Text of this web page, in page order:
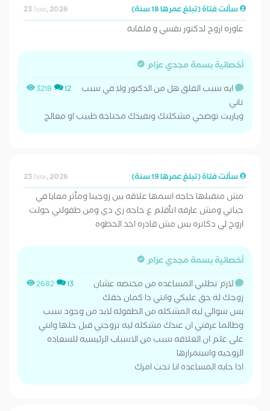
سألت فتاة (تبلغ عمرها 18 سنة) 23 June, 2026
عاوزه اروح لدكتور نفسي و قلقانة
أخصائية بسمة مجدي عزام
3218 12
ايه سبب القلق هل من الدكتور ولا في سبب
تاني
وياريت توضحي مشكلتك ونفيدك محتاجة طبيب او معالج
سألت فتاة (تبلغ عمرها 19 سنة) 23 June, 2026
مش متقبلها حاجه اسمها علاقه بين زوجينا ومأثر معايا في
حياتي ومش عارفه اتأقلم ع حاجه زي دي ومن طفولتي حولت
اروح لي دكاتره بس مش قادره اخد الخطوه
أخصائية بسمة مجدي عزام
2682 13
لازم تطلبي المساعده من مختصه عشان
زوجك له حق عليكي وانتي دا كمان حقك
بس سوالي ليه المشكله من الطفوله لابد من وجود سبب
وطالما عرفتي ان عندك مشكله ليه تزوجتي قبل حلها وانتي
على علم ان العلاقه سبب من الاسباب الرئيسيه للسعاده
الزوجيه واستمرارها
اذا حابه المساعده انا تحت امرك